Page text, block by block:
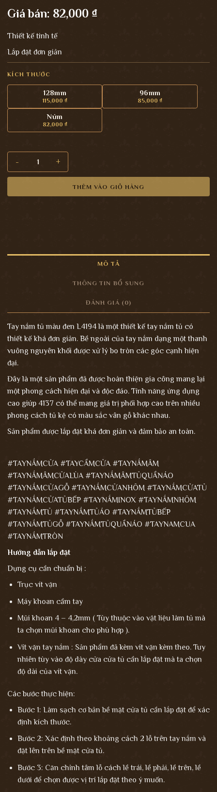
Giá bán: 82,000 ₫
Thiết kế tinh tế
Lắp đặt đơn giản
KÍCH THƯỚC
128mm
115,000 ₫
96mm
85,000₫
Núm
82,000 ₫
THÊM VÀO GIỎ HÀNG
MÔ TẢ
THÔNG TIN BỔ SUNG
ĐÁNH GIÁ (0)
Tay nắm tủ màu đen L4194 là một thiết kế tay nắm tủ có
thiết kế khá đơn giản. Bề ngoài của tay nắm dạng một thanh
vuông nguyên khối được xử lý bo tròn các góc cạnh hiện
đại.
Đây là một sản phẩm đã được hoàn thiện gia công mang lại
một phong cách hiện đại và độc đáo. Tính năng ứng dụng
cao giúp 4137 có thể mang giá trị phối hợp cao trên nhiều
phong cách tủ kệ có màu sắc vân gỗ khác nhau.
Sản phẩm được lắp đặt khá đơn giản và đảm bảo an toàn.
#TAYNẮMCỬA #TAYCẦMCỬA #TAYNẮMÂM
#TAYNẮMÂMCỬALÙA #TAYNẮMÂMTỦQUẦNÁO
#TAYNẮMCỬAGỖ #TAYNẮMCỬANHÔM #TAYNẮMCỬATỦ
#TAYNẮMCỬATỦBẾP #TAYNẮMINOX #TAYNẮMNHÔM
#TAYNẮMTỦ #TAYNẮMTỦÁO #TAYNẮMTỦBẾP
#TAYNẮMTỦGỖ #TAYNẮMTỦQUẦNÁO #TAYNAMCUA
#TAYNẮMTRÒN
Hướng dẫn lắp đặt
Dụng cụ cần chuẩn bị :
Trục vít vặn
Máy khoan cầm tay
Mũi khoan 4 – 4,2mm ( Tùy thuộc vào vật liệu làm tủ mà
ta chọn mũi khoan cho phù hợp ).
Vít vặn tay nắm : Sản phẩm đã kèm vít vặn kèm theo. Tuy
nhiên tùy vào độ dày cửa cửa tủ cần lắp đặt mà ta chọn
độ dài của vít vặn.
Các bước thực hiện:
Bước 1: Làm sạch cơ bản bề mặt cửa tủ cần lắp đặt để xác
định kích thước.
Bước 2: Xác định theo khoảng cách 2 lỗ trên tay nắm và
đặt lên trên bề mặt cửa tủ.
Bước 3: Căn chỉnh tâm lỗ cách lề trái, lề phải, lề trên, lề
dưới để chọn được vị trí lắp đặt theo ý muốn.